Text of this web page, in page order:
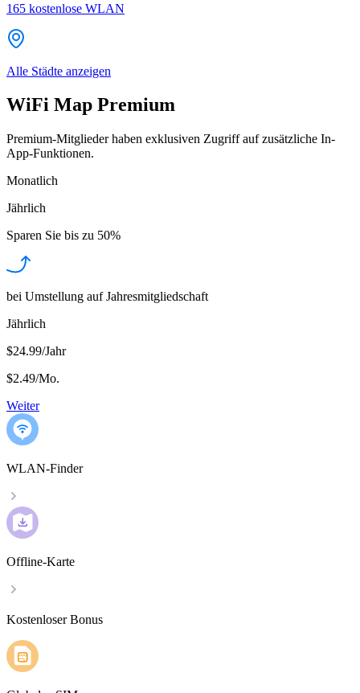
165 kostenlose WLAN
Alle Städte anzeigen
WiFi Map Premium
Premium-Mitglieder haben exklusiven Zugriff auf zusätzliche In-
App-Funktionen.
Monatlich
Jährlich
Sparen Sie bis zu 50%
bei Umstellung auf Jahresmitgliedschaft
Jährlich
$24.99/Jahr
$2.49/Mo.
Weiter
WLAN-Finder
Offline-Karte
Kostenloser Bonus